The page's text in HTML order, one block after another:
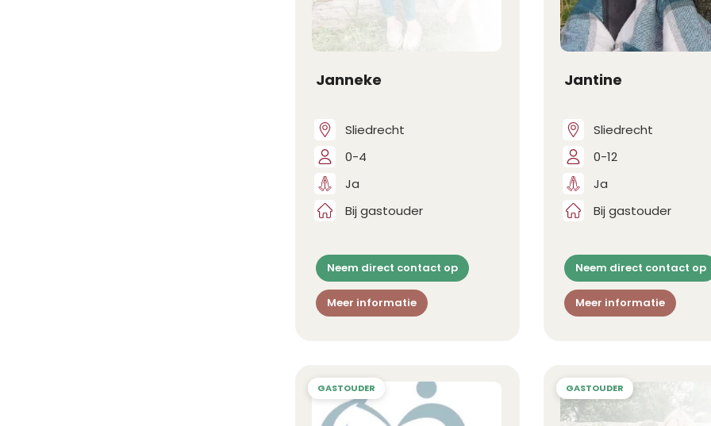
Janneke
Sliedrecht
0-4
Ja
Bij gastouder
Neem direct contact op
Meer informatie
Jantine
Sliedrecht
0-12
Ja
Bij gastouder
Neem direct contact op
Meer informatie